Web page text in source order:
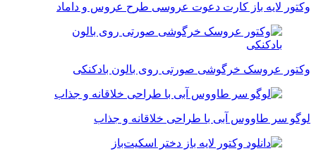
وکتور لایه باز کارت دعوت عروسی طرح عروس و داماد
وکتور عروسک خرگوشی صورتی روی بالون بادکنکی
لوگو سر طاووس آبی با طراحی خلاقانه و جذاب